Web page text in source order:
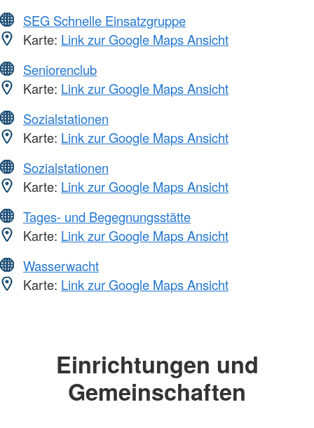
SEG Schnelle Einsatzgruppe
Karte: Link zur Google Maps Ansicht
Seniorenclub
Karte: Link zur Google Maps Ansicht
Sozialstationen
Karte: Link zur Google Maps Ansicht
Sozialstationen
Karte: Link zur Google Maps Ansicht
Tages- und Begegnungsstätte
Karte: Link zur Google Maps Ansicht
Wasserwacht
Karte: Link zur Google Maps Ansicht
Einrichtungen und
Gemeinschaften